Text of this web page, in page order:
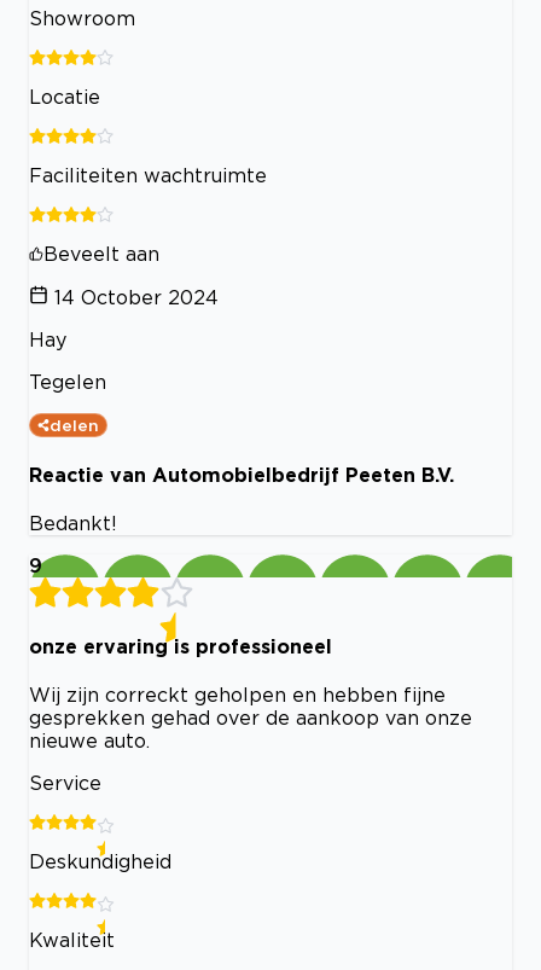
Showroom
Locatie
Faciliteiten wachtruimte
Beveelt aan
14 October 2024
Hay
Tegelen
delen
Reactie van Automobielbedrijf Peeten B.V.
Bedankt!
9
onze ervaring is professioneel
Wij zijn correckt geholpen en hebben fijne
gesprekken gehad over de aankoop van onze
nieuwe auto.
Service
Deskundigheid
Kwaliteit